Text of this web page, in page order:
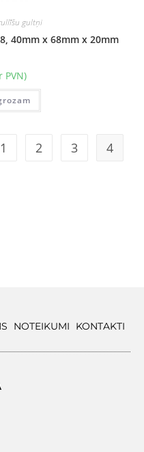
gultņi
40mm x 68mm x 20mm
PVN)
1 2 3 4
NOTEIKUMI KONTAKTI